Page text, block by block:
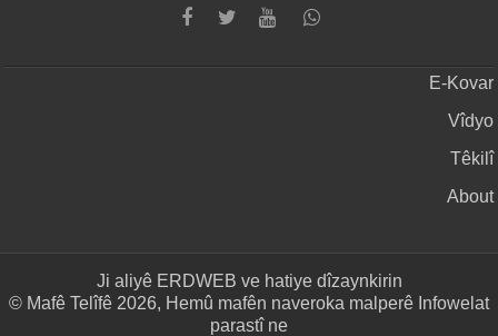
E-Kovar
Vîdyo
Têkilî
About
Ji aliyê ERDWEB ve hatiye dîzaynkirin
© Mafê Telîfê 2026, Hemû mafên naveroka malperê Infowelat
parastî ne